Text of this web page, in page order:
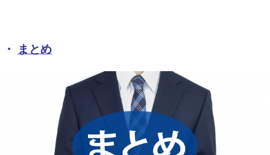
・ まとめ